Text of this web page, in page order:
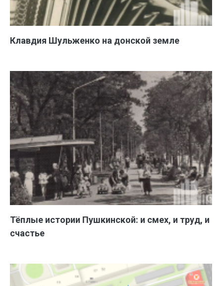
Клавдия Шульженко на донской земле
Тёплые истории Пушкинской: и смех, и труд, и
счастье